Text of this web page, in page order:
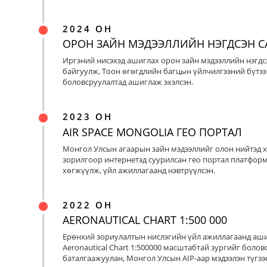
2024 ОН
ОРОН ЗАЙН МЭДЭЭЛЛИЙН НЭГДСЭН
Иргэний нисэхэд ашиглах орон зайн мэдээллийн
байгуулж, Тоон өгөгдлийн багцын үйлчилгээний
боловсруулалтад ашиглаж эхэлсэн.
2023 ОН
AIR SPACE MONGOLIA ГЕО ПОРТАЛ
Монгол Улсын агаарын зайн мэдээллийг олон нийтэд
зорилгоор интернетэд суурилсан гео портал
хөгжүүлж, үйл ажиллагаанд нэвтрүүлсэн.
2022 ОН
AERONAUTICAL CHART 1:500 000
Ерөнхий зориулалтын нислэгийн үйл ажиллагаанд
Aeronautical Chart 1:500000 масштабтай зургийг
баталгаажуулан, Монгол Улсын AIP-аар мэдээлэн